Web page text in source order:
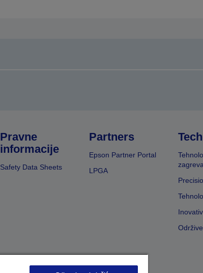
Pravne
informacije
Safety Data Sheets
Partners
Epson Partner Portal
LPGA